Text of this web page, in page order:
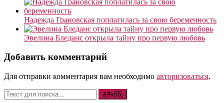
Надежда Грановская поплатилась за свою беременность
Эвелина Бледанс открыла тайну про первую любовь
Добавить комментарий
Для отправки комментария вам необходимо авторизоваться.